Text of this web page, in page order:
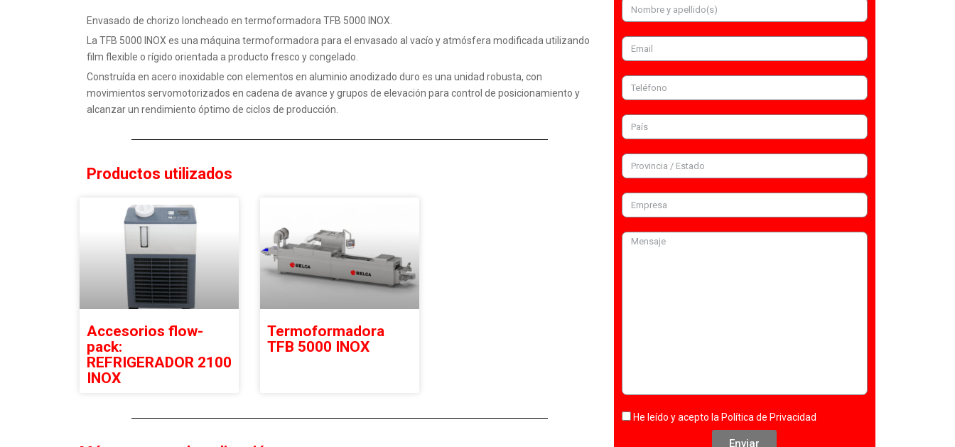
Envasado de chorizo loncheado en termoformadora TFB 5000 INOX.
La TFB 5000 INOX es una máquina termoformadora para el envasado al vacío y atmósfera modificada utilizando
film flexible o rígido orientada a producto fresco y congelado.
Construída en acero inoxidable con elementos en aluminio anodizado duro es una unidad robusta, con
movimientos servomotorizados en cadena de avance y grupos de elevación para control de posicionamiento y
alcanzar un rendimiento óptimo de ciclos de producción.
Productos utilizados
Accesorios flow-
pack:
REFRIGERADOR 2100
INOX
Termoformadora
TFB 5000 INOX
He leído y acepto laPolítica de Privacidad
Enviar